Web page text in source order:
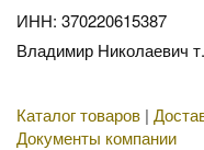
ИНН: 370220615387
Владимир Николаевич
Каталог товаров |
Документы компании